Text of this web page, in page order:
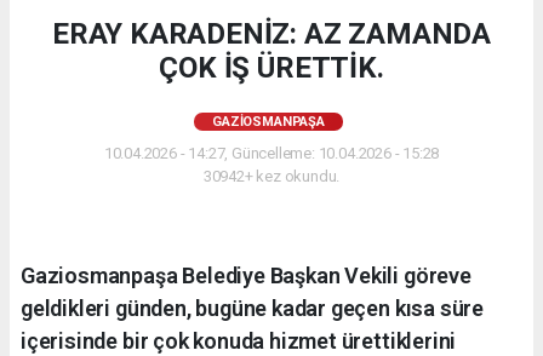
ERAY KARADENİZ: AZ ZAMANDA
ÇOK İŞ ÜRETTİK.
GAZIOSMANPAŞA
10.04.2026 - 14:27, Güncelleme: 10.04.2026 - 15:28
30942+ kez okundu.
Gaziosmanpaşa Belediye Başkan Vekili göreve
geldikleri günden, bugüne kadar geçen kısa süre
içerisinde bir çok konuda hizmet ürettiklerini